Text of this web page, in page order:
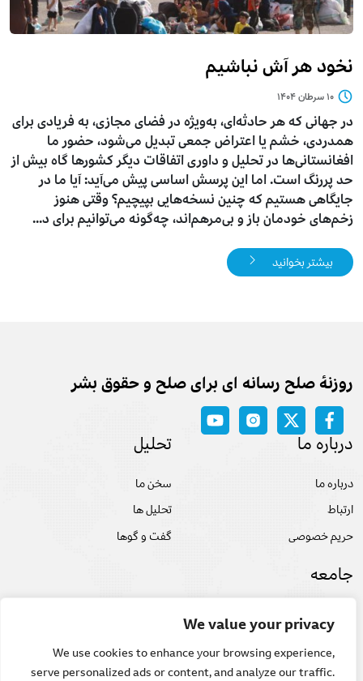
We value your privacy
We use cookies to enhance your browsing experience,
serve personalized ads or content, and analyze our traffic.
نخود هر آش نباشیم
۱۰ سرطان ۱۴۰۴
در جهانی که هر حادثه‌ای، به‌ویژه در فضای مجازی، به فریادی برای
همدردی، خشم یا اعتراض جمعی تبدیل می‌شود، حضور ما
افغانستانی‌ها در تحلیل و داوری اتفاقات دیگر کشورها گاه بیش از
حد پررنگ است. اما این پرسش اساسی پیش می‌آید: آیا ما در
جایگاهی هستیم که چنین نسخه‌هایی بپیچیم؟ وقتی هنوز
زخم‌های خودمان باز و بی‌مرهم‌اند، چه‌گونه می‌توانیم برای د...
بیشتر بخوانید
روزنه‌ٔ صلح رسانه ای برای صلح و حقوق بشر
درباره ما
درباره ما
ارتباط
حریم خصوصی
تحلیل
سخن ما
تحلیل ها
گفت و گوها
جامعه
فرهنگ و هنر